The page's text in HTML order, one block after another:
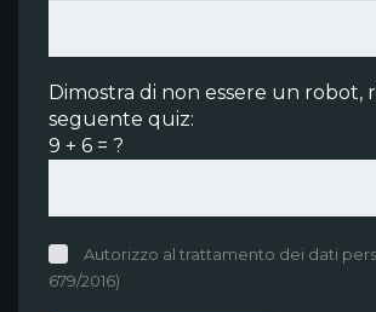
Dimostra di non essere un robot,
seguente quiz:
9 + 6 = ?
Autorizzo al trattamento dei dati
679/2016)